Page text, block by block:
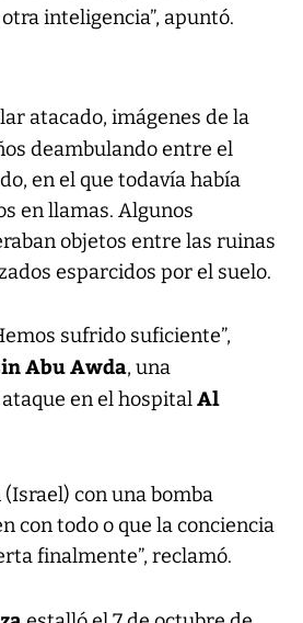
inteligencia”, apuntó.
atacado, imágenes de la
deambulando entre el
en el que todavía había
en llamas. Algunos
objetos entre las ruinas
esparcidos por el suelo.
sufrido suficiente”,
Abu Awda, una
en el hospitalAl
(Israel) con una bomba
con todo o que la conciencia
finalmente”, reclamó.